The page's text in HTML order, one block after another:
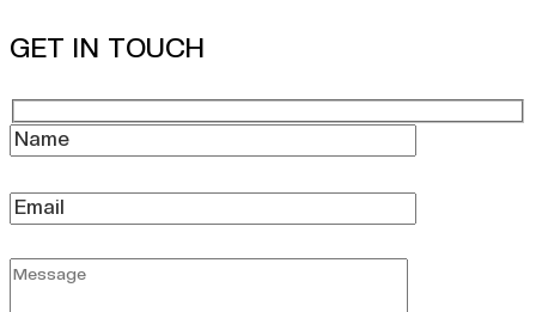
GET IN TOUCH